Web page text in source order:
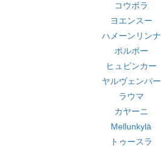
コウボラ
ヨエンスー
ハメーンリンナ
ポルボー
ヒュビンカー
ヤルヴェンパー
ラウマ
カヤーニ
Mellunkylä
トゥースラ